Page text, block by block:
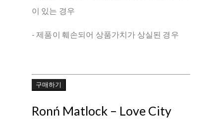
이 있는 경우
- 제품이 훼손되어 상품가치가 상실된 경우
구매하기
Ronń Matlock ‎– Love City